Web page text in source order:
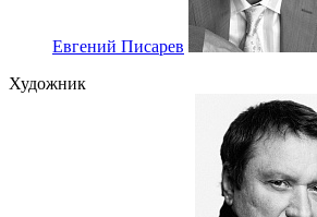
Евгений Писарев
Художник